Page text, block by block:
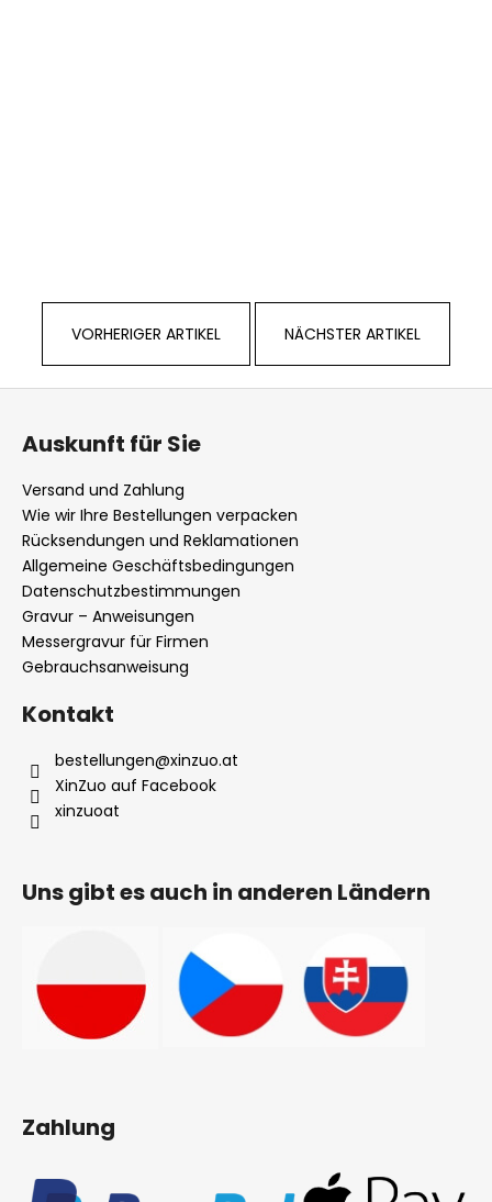
VORHERIGER ARTIKEL NÄCHSTER ARTIKEL
F
Auskunft für Sie
Versand und Zahlung
Wie wir Ihre Bestellungen verpacken
Rücksendungen und Reklamationen
Allgemeine Geschäftsbedingungen
Datenschutzbestimmungen
Gravur – Anweisungen
Messergravur für Firmen
Gebrauchsanweisung
Kontakt
bestellungen@xinzuo.at
XinZuo auf Facebook
xinzuoat
Uns gibt es auch in anderen Ländern
Zahlung